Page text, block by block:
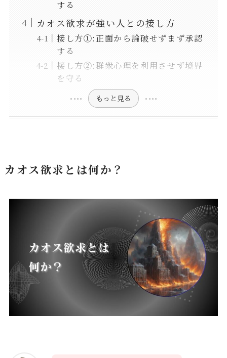
する
カオス欲求が強い人との接し方
接し方①:正面から論破せずまず承認
する
接し方②:群衆心理を利用させず境界
を守る
もっと見る
カオス欲求とは何か？